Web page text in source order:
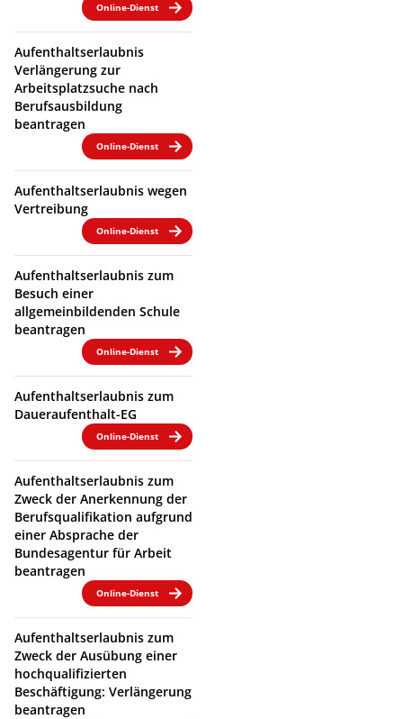
Online-Dienst
Aufenthaltserlaubnis
Verlängerung zur
Arbeitsplatzsuche nach
Berufsausbildung
beantragen
Online-Dienst
Aufenthaltserlaubnis wegen
Vertreibung
Online-Dienst
Aufenthaltserlaubnis zum
Besuch einer
allgemeinbildenden Schule
beantragen
Online-Dienst
Aufenthaltserlaubnis zum
Daueraufenthalt-EG
Online-Dienst
Aufenthaltserlaubnis zum
Zweck der Anerkennung der
Berufsqualifikation aufgrund
einer Absprache der
Bundesagentur für Arbeit
beantragen
Online-Dienst
Aufenthaltserlaubnis zum
Zweck der Ausübung einer
hochqualifizierten
Beschäftigung: Verlängerung
beantragen